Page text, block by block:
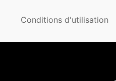
Conditions d'utilisation